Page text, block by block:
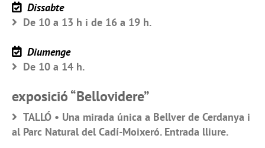
Dissabte
De 10 a 13 h i de 16 a 19 h.
Diumenge
De 10 a 14 h.
exposició “Bellovidere”
TALLÓ • Una mirada única a Bellver de Cerdanya i
al Parc Natural del Cadí-Moixeró. Entrada lliure.